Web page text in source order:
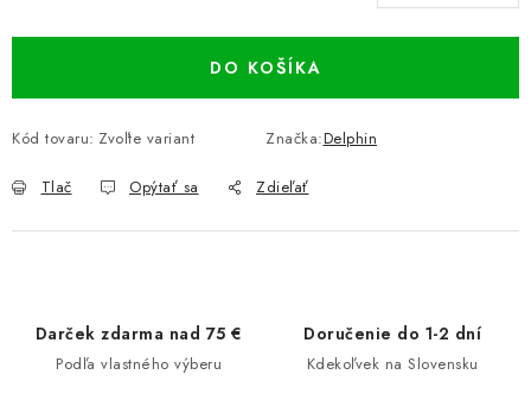
DO KOŠÍKA
Kód tovaru: Zvoľte variant Značka:Delphin
Tlač Opýtať sa Zdieľať
Darček zdarma nad 75 €
Podľa vlastného výberu
Doručenie do 1-2 dní
Kdekoľvek na Slovensku